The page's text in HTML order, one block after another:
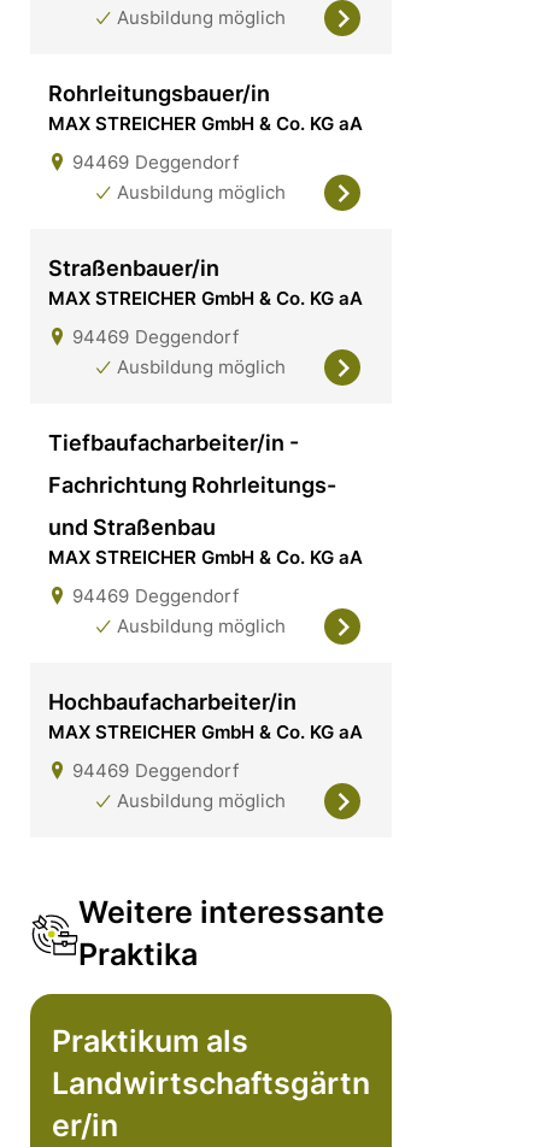
Ausbildung möglich
Rohrleitungsbauer/in
MAX STREICHER GmbH & Co. KG aA
94469 Deggendorf
Ausbildung möglich
Straßenbauer/in
MAX STREICHER GmbH & Co. KG aA
94469 Deggendorf
Ausbildung möglich
Tiefbaufacharbeiter/in -
Fachrichtung Rohrleitungs-
und Straßenbau
MAX STREICHER GmbH & Co. KG aA
94469 Deggendorf
Ausbildung möglich
Hochbaufacharbeiter/in
MAX STREICHER GmbH & Co. KG aA
94469 Deggendorf
Ausbildung möglich
Weitere interessante
Praktika
Praktikum als
Landwirtschaftsgärtn
er/in